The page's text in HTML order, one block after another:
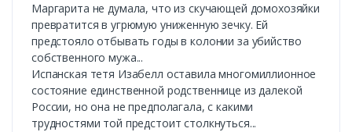
Маргарита не думала, что из скучающей домохозяйки
превратится в угрюмую униженную зечку. Ей
предстояло отбывать годы в колонии за убийство
собственного мужа...
Испанская тетя Изабелл оставила многомиллионное
состояние единственной родственнице из далекой
России, но она не предполагала, с какими
трудностями той предстоит столкнуться...